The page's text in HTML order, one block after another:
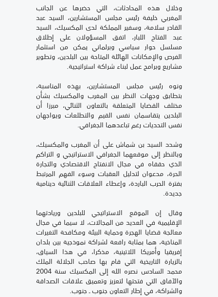
وخلال هذه المحادثات، التي حضرها عن الجانب
المغربي خليفة رئيس مجلس المستشارين، السيد عبد
القادر سلامة، وسفير المملكة لدى المكسيك، السيد
عبد الفتاح اللبار، اتفق المسؤولان على إطلاق
مسلسل حوار سياسي وبرلماني يمكن من استثمار
الفرص والإمكانات الهائلة المتاحة بين البلدين، وتطوير
مشاريع وبرامج عمل لبناء شراكة استراتيجية.
ونوه رئيس مجلس المستشارين، بهذه المناسبة،
بتطابق وجهات النظر بين المغرب والمكسيك بشأن
مختلف القضايا المتعلقة بالتعاون الثنائي، مبرزا أن
البلدين يتقاسمان نفس القيم والتطلعات ويواجهان
نفس التحديات رغم تباعدهما الجغرافي.
وشدد السيد بن شماش على أن المغرب والمكسيك،
وبالنظر إلى موقعهما الجغرافي الاستراتيجي و التراكم
الذي حققاه في مجال الانفتاح الاقتصادي والتجارة
الحرة، مدعوان لتدليل العقبات وسوء الفهم المرتبط
بفترة الحرب الباردة، وإعطاء العلاقات الثنائية دينامية
جديدة.
وقال إن الموقع الاستراتيجي للبلدين وريادتهما
الإقليمية في العديد من المجالات، لا سيما في مجال
معالجة قضايا الهجرة وحماية البيئة ومكافحة التغيرات
المناخية، هما بمثابة رافعة لشراكة نموذجية بين بلدان
إفريقيا وأمريكا اللاتينية، مذكرا، في هذا السياق،
بالزيارة التاريخية التي قام بها صاحب الجلالة الملك
محمد السادس نصره الله إلى المكسيك سنة 2004
والآفاق التي فتحتها لتعزيز وتعميق علاقات الصداقة
والشراكة، في إطار التعاون جنوب ـ جنوب.